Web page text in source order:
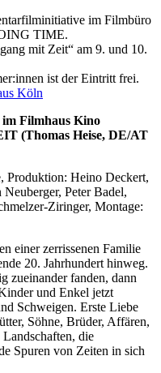
im Filmbüro
TIME.
mit Zeit“ am 9. und 10.
ist der Eintritt frei.
Köln
im Filmhaus Kino
(Thomas Heise, DE/AT
Produktion: Heino Deckert,
Peter Badel,
Ziringer, Montage:
einer zerrissenen Familie
20. Jahrhundert hinweg.
zueinander fanden, dann
und Enkel jetzt
Schweigen. Erste Liebe
Söhne, Brüder, Affären,
die
Spuren von Zeiten in sich